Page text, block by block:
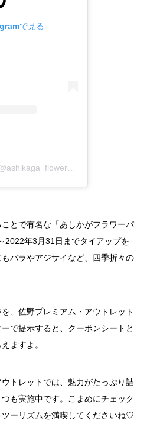
で見る
あしかがフラワーパーク(@ashikaga_flower_park)がシェアした投稿
とで有名な「あしかがフラワーパ
2022年3月31日までタイアップを
バラやアジサイなど、四季折々の
、佐野プレミアム・アウトレット
で提示すると、クーポンシートと
ますよ。
トレットでは、魅力がたっぷり詰
も実施中です。こまめにチェック
ツーリズムを満喫してくださいね♡